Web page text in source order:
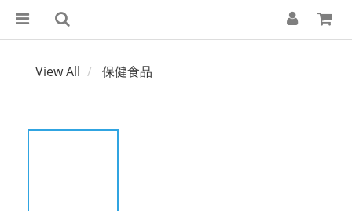
View All 保健食品